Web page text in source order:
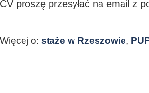
CV proszę przesyłać na email z
Więcej o: staże w Rzeszowie,